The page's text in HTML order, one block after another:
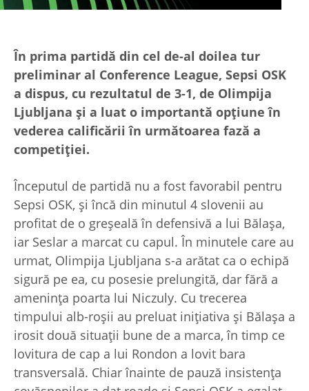
În prima partidă din cel de-al doilea tur
preliminar al Conference League, Sepsi OSK
a dispus, cu rezultatul de 3-1, de Olimpija
Ljubljana și a luat o importantă opțiune în
vederea calificării în următoarea fază a
competiției.
Începutul de partidă nu a fost favorabil pentru
Sepsi OSK, și încă din minutul 4 slovenii au
profitat de o greșeală în defensivă a lui Bălașa,
iar Seslar a marcat cu capul. În minutele care au
urmat, Olimpija Ljubljana s-a arătat ca o echipă
sigură pe ea, cu posesie prelungită, dar fără a
amenința poarta lui Niczuly. Cu trecerea
timpului alb-roșii au preluat inițiativa și Bălașa a
irosit două situații bune de a marca, în timp ce
lovitura de cap a lui Rondon a lovit bara
transversală. Chiar înainte de pauză insistența